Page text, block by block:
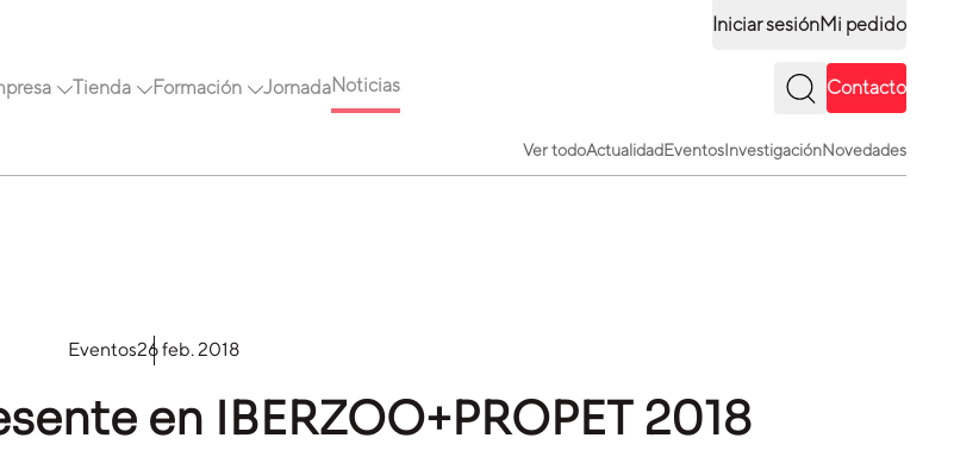
Iniciar sesiónMi pedido
Tienda Formación JornadaNoticias Contacto
Ver todoActualidadEventosInvestigaciónNovedades
Eventos26 feb. 2018
en IBERZOO+PROPET 2018